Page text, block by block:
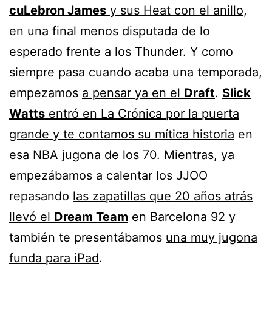
cuLebron James y sus Heat con el anillo,
en una final menos disputada de lo
esperado frente a los Thunder. Y como
siempre pasa cuando acaba una temporada,
empezamos a pensar ya en el Draft. Slick
Watts entró en La Crónica por la puerta
grande y te contamos su mítica historia en
esa NBA jugona de los 70. Mientras, ya
empezábamos a calentar los JJOO
repasando las zapatillas que 20 años atrás
llevó el Dream Team en Barcelona 92 y
también te presentábamos una muy jugona
funda para iPad.